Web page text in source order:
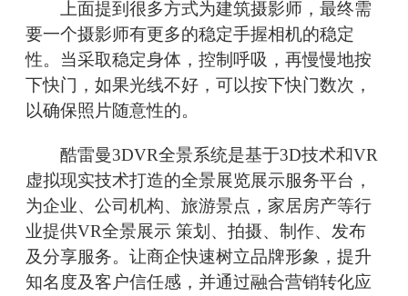
上面提到很多方式为建筑摄影师，最终需
要一个摄影师有更多的稳定手握相机的稳定
性。当采取稳定身体，控制呼吸，再慢慢地按
下快门，如果光线不好，可以按下快门数次，
以确保照片随意性的。
酷雷曼3DVR全景系统是基于3D技术和VR
虚拟现实技术打造的全景展览展示服务平台，
为企业、公司机构、旅游景点，家居房产等行
业提供VR全景展示 策划、拍摄、制作、发布
及分享服务。让商企快速树立品牌形象，提升
知名度及客户信任感，并通过融合营销转化应